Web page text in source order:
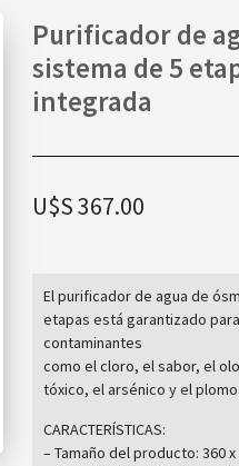
Purificador de
sistema de 5
integrada
U$S367.00
El purificador de agua de
etapas está garantizado
contaminantes
como el cloro, el sabor, el
tóxico, el arsénico y el plomo.
CARACTERÍSTICAS:
–Tamaño del producto: 360 x